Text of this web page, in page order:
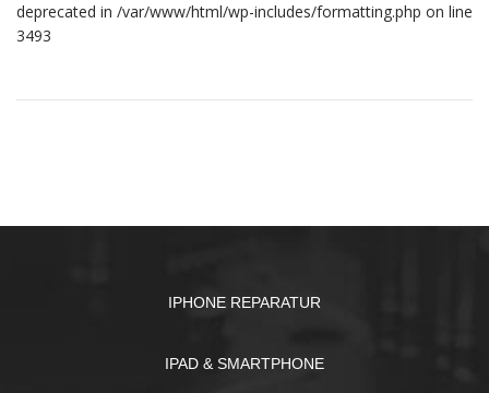
deprecated in /var/www/html/wp-includes/formatting.php on line
3493
IPHONE REPARATUR
IPAD & SMARTPHONE